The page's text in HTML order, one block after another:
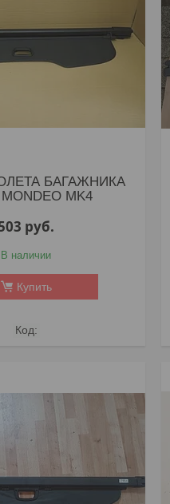
БАГАЖНИКА
MK4
руб.
В наличии
Купить